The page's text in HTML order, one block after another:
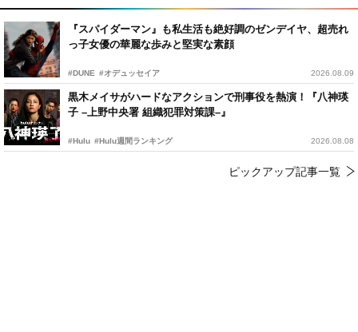
『スパイダーマン』も私生活も絶好調のゼンデイヤ、超売れ
っ子女優の華麗な歩みと堅実な素顔
#DUNE #オデュッセイア 2026.08.09
黒木メイサがハードなアクションで刑事役を熱演！『八神瑛
子 –上野中央署 組織犯罪対策課–』
#Hulu #Hulu週間ランキング 2026.08.08
ピックアップ記事一覧